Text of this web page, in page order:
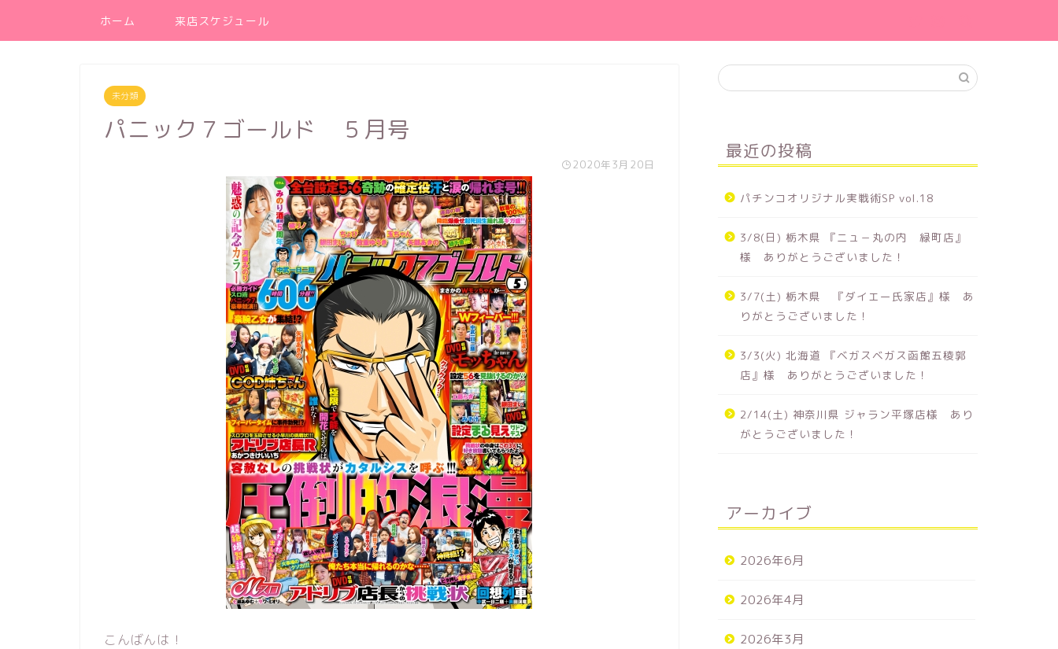
ホーム 来店スケジュール
未分類
パニック７ゴールド ５月号
2020年3月20日
こんばんは！
最近の投稿
パチンコオリジナル実戦術SP vol.18
3/8(日) 栃木県 『ニュ－丸の内 緑町店』
様 ありがとうございました！
3/7(土) 栃木県 『ダイエー氏家店』様 あ
りがとうございました！
3/3(火) 北海道 『ベガスベガス函館五稜郭
店』様 ありがとうございました！
2/14(土) 神奈川県 ジャラン平塚店様 あり
がとうございました！
アーカイブ
2026年6月
2026年4月
2026年3月